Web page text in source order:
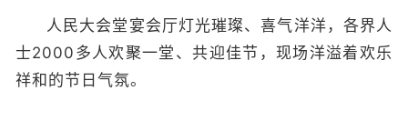
人民大会堂宴会厅灯光璀璨、喜气洋洋，各界人
士2000多人欢聚一堂、共迎佳节，现场洋溢着欢乐
祥和的节日气氛。